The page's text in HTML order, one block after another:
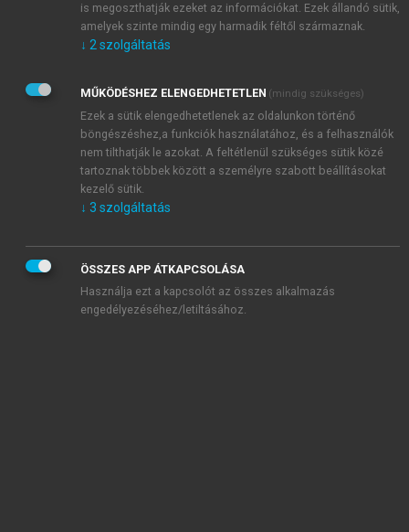
Kérek értesítést a MeRSZ újdonságairól, akcióiról.
Kérek értesítést az Akadémiai Kiadó Zrt. újdonságairól,
Adatkezelési tájékoztatóbanfoglaltakat tudomásul
veszem és elfogadom.
Általános vásárlási feltételeket, valamint a szotar.netés a
mersz.huoldalak licencszerződéseiben foglaltakat
tudomásul veszem és elfogadom.
KIPRÓBÁLOM
is megoszthatják ezeket az információkat. Ezek állandó sütik,
amelyek szinte mindig egy harmadik féltől származnak.
↓ 2 szolgáltatás
MŰKÖDÉSHEZ ELENGEDHETETLEN (mindig szükséges)
Ezek a sütik elengedhetetlenek az oldalunkon történő
böngészéshez,a funkciók használatához, és a felhasználók
nem tilthatják le azokat. A feltétlenül szükséges sütik közé
tartoznak többek között a személyre szabott beállításokat
kezelő sütik.
↓ 3 szolgáltatás
ÖSSZES APP ÁTKAPCSOLÁSA
Használja ezt a kapcsolót az összes alkalmazás
engedélyezéséhez/letiltásához.